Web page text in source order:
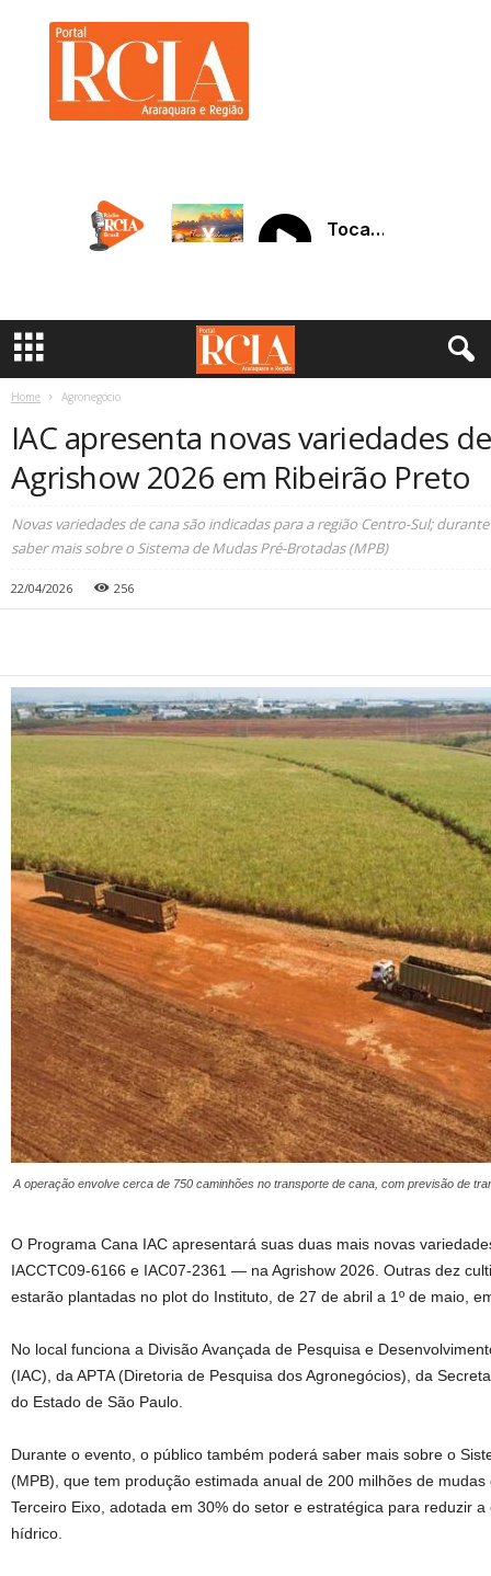
a
Home Agronegócio
IAC apresenta novas variedades
Agrishow 2026 em Ribeirão Preto
Novas variedades de cana são indicadas para a região Centro-Sul;
saber mais sobre o Sistema de Mudas Pré-Brotadas (MPB)
22/04/2026 256
A operação envolve cerca de 750 caminhões no transporte de cana, com previsão de
O Programa Cana IAC apresentará suas duas mais novas
IACCTC09-6166 e IAC07-2361 — na Agrishow 2026. Outras dez
estarão plantadas no plot do Instituto, de 27 de abril a 1º de maio,
No local funciona a Divisão Avançada de Pesquisa e
(IAC), da APTA (Diretoria de Pesquisa dos Agronegócios), da
do Estado de São Paulo.
Durante o evento, o público também poderá saber mais sobre o
(MPB), que tem produção estimada anual de 200 milhões de mudas
Terceiro Eixo, adotada em 30% do setor e estratégica para reduzir
hídrico.